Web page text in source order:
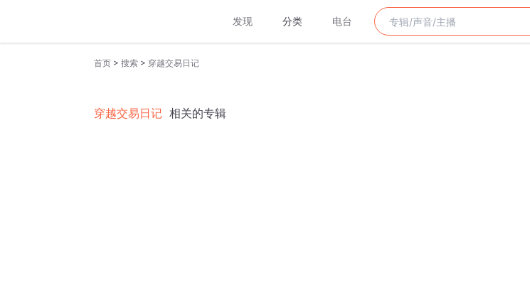
发现 分类 电台
首页 > 搜索 > 穿越交易日记
穿越交易日记 相关的专辑